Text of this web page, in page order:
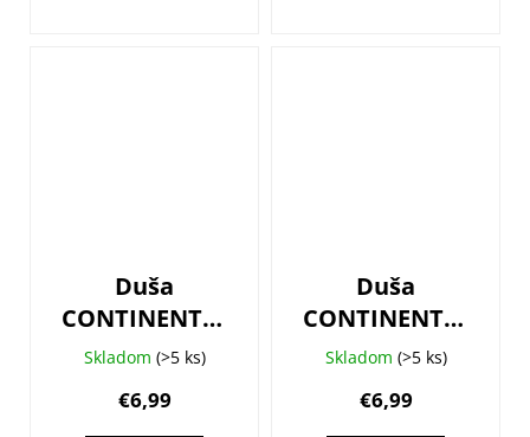
Duša
CONTINENTAL
Compact 20
autoventil
Skladom (>5 ks)
€6,99
Duša
CONTINENTAL
Compact 20 -
Skladom (>5 ks)
€6,99